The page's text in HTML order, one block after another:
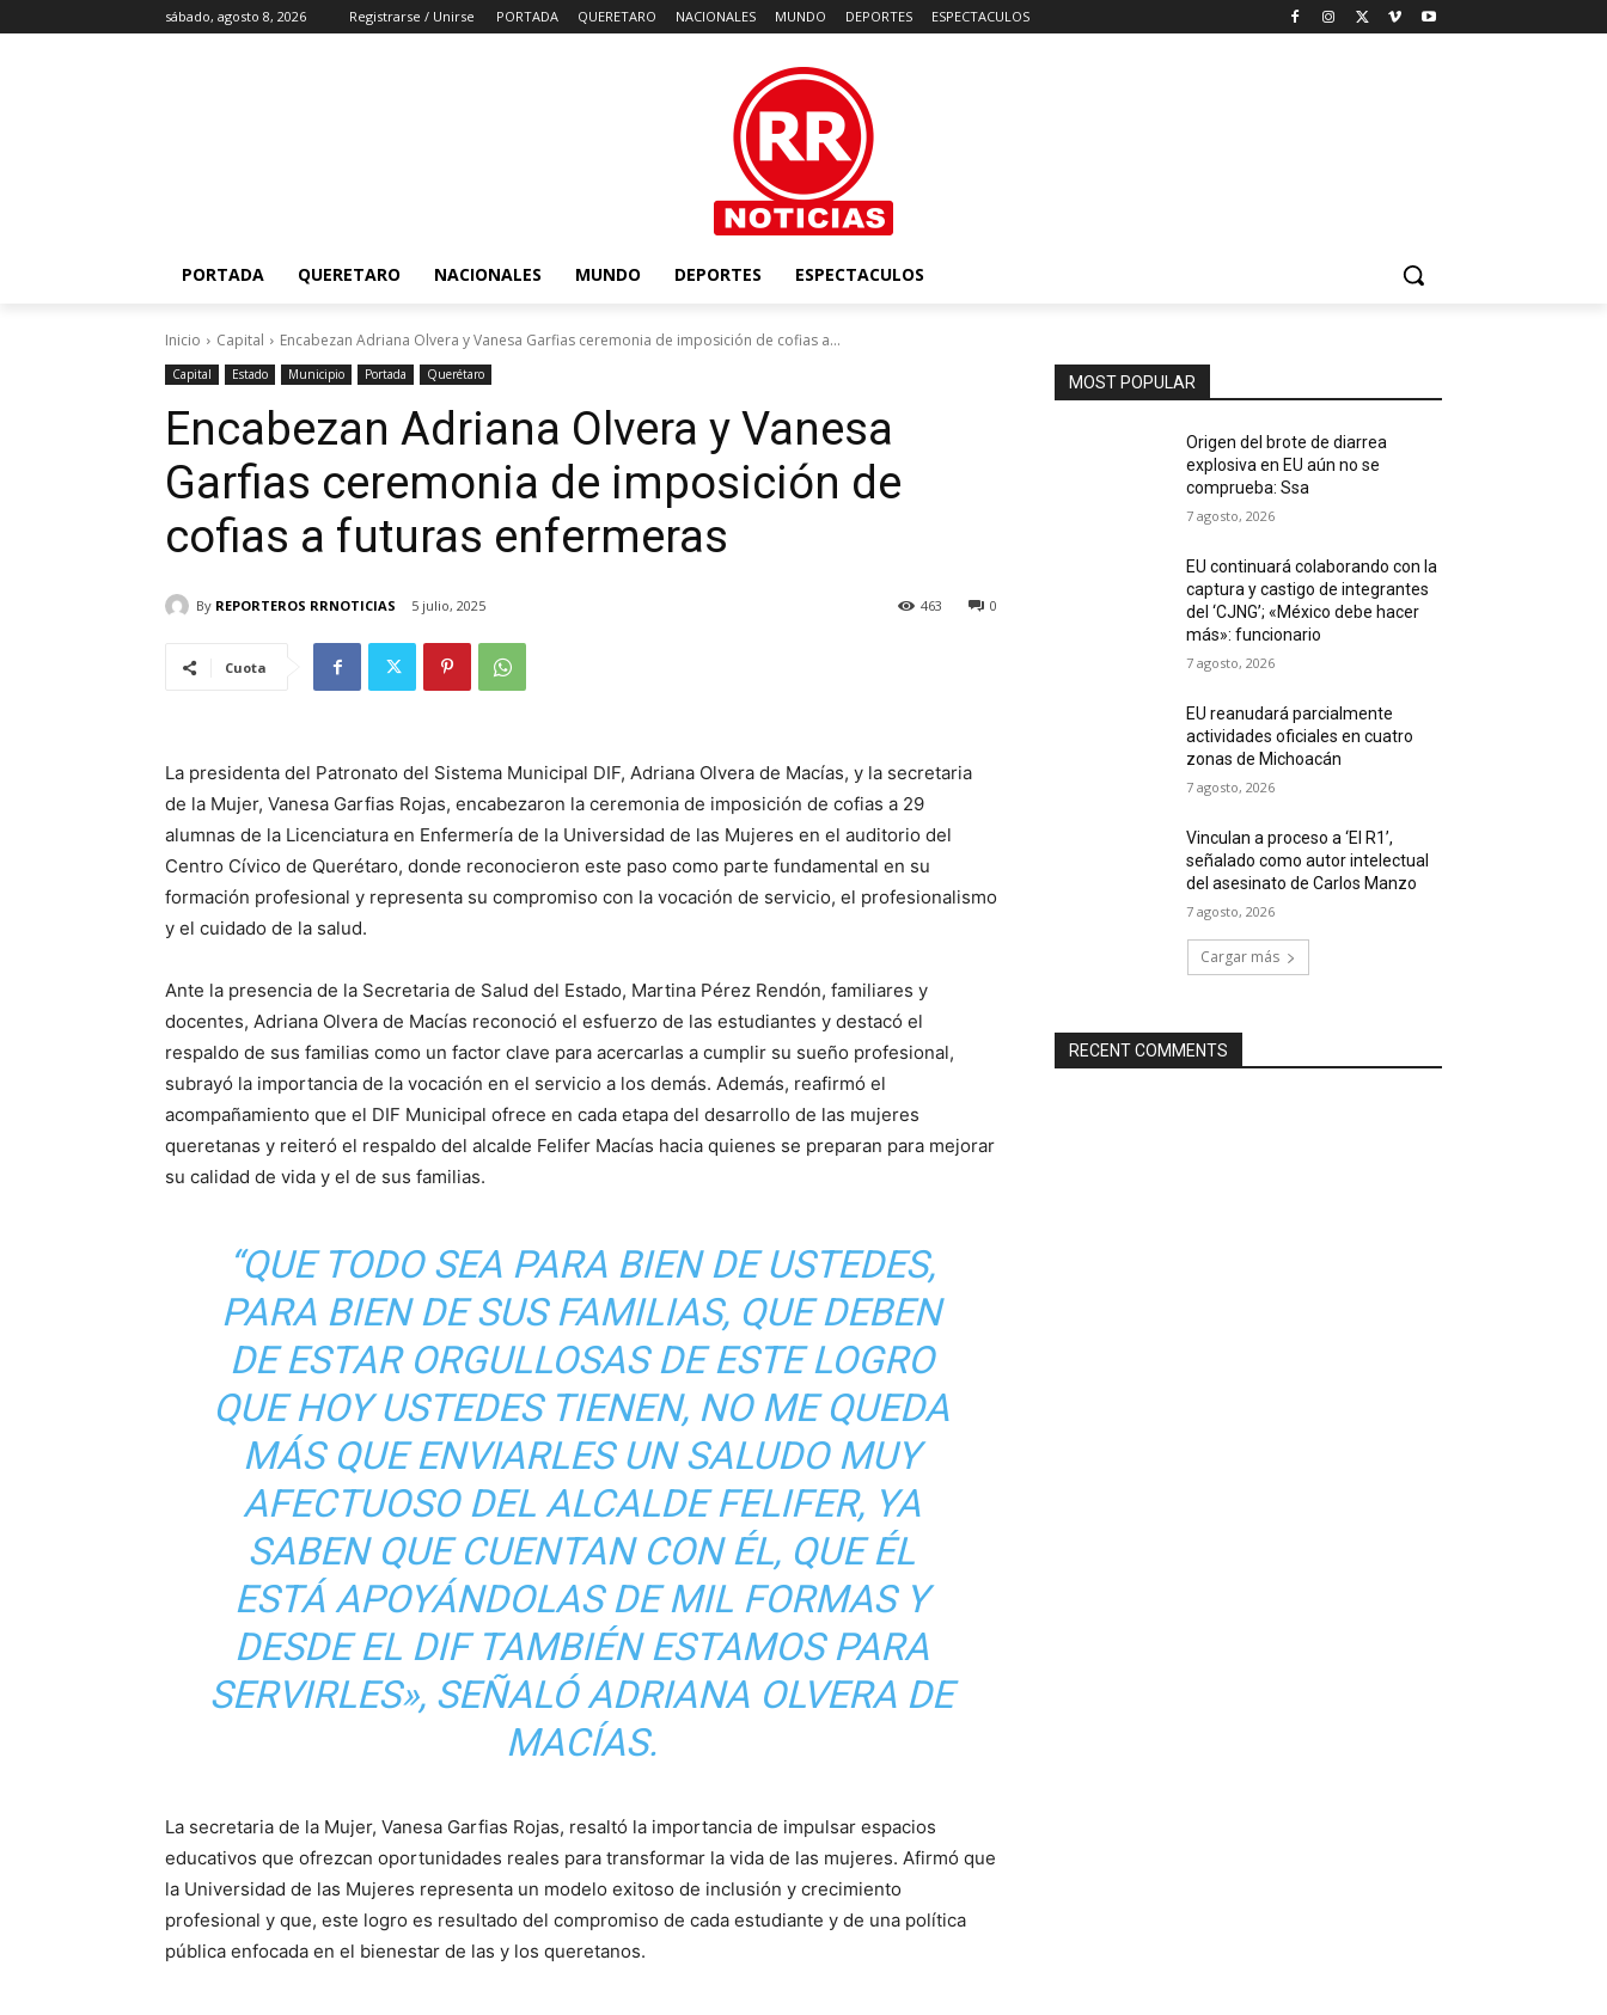
sábado, agosto 8, 2026 Registrarse / Unirse PORTADA QUERETARO NACIONALES MUNDO DEPORTES ESPECTACULOS
PORTADA QUERETARO NACIONALES MUNDO DEPORTES ESPECTACULOS
Inicio Capital Encabezan Adriana Olvera y Vanesa Garfias ceremonia de imposición de cofias a...
Capital Estado Municipio Portada Querétaro
Encabezan Adriana Olvera y Vanesa
Garfias ceremonia de imposición de
cofias a futuras enfermeras
By REPORTEROS RRNOTICIAS 5 julio, 2025 0
463
Cuota
La presidenta del Patronato del Sistema Municipal DIF, Adriana Olvera de Macías, y la secretaria
de la Mujer, Vanesa Garfias Rojas, encabezaron la ceremonia de imposición de cofias a 29
alumnas de la Licenciatura en Enfermería de la Universidad de las Mujeres en el auditorio del
Centro Cívico de Querétaro, donde reconocieron este paso como parte fundamental en su
formación profesional y representa su compromiso con la vocación de servicio, el profesionalismo
y el cuidado de la salud.
Ante la presencia de la Secretaria de Salud del Estado, Martina Pérez Rendón, familiares y
docentes, Adriana Olvera de Macías reconoció el esfuerzo de las estudiantes y destacó el
respaldo de sus familias como un factor clave para acercarlas a cumplir su sueño profesional,
subrayó la importancia de la vocación en el servicio a los demás. Además, reafirmó el
acompañamiento que el DIF Municipal ofrece en cada etapa del desarrollo de las mujeres
queretanas y reiteró el respaldo del alcalde Felifer Macías hacia quienes se preparan para mejorar
su calidad de vida y el de sus familias.
“QUE TODO SEA PARA BIEN DE USTEDES,
PARA BIEN DE SUS FAMILIAS, QUE DEBEN
DE ESTAR ORGULLOSAS DE ESTE LOGRO
QUE HOY USTEDES TIENEN, NO ME QUEDA
MÁS QUE ENVIARLES UN SALUDO MUY
AFECTUOSO DEL ALCALDE FELIFER, YA
SABEN QUE CUENTAN CON ÉL, QUE ÉL
ESTÁ APOYÁNDOLAS DE MIL FORMAS Y
DESDE EL DIF TAMBIÉN ESTAMOS PARA
SERVIRLES», SEÑALÓ ADRIANA OLVERA DE
MACÍAS.
La secretaria de la Mujer, Vanesa Garfias Rojas, resaltó la importancia de impulsar espacios
educativos que ofrezcan oportunidades reales para transformar la vida de las mujeres. Afirmó que
la Universidad de las Mujeres representa un modelo exitoso de inclusión y crecimiento
profesional y que, este logro es resultado del compromiso de cada estudiante y de una política
pública enfocada en el bienestar de las y los queretanos.
MOST POPULAR
Origen del brote de diarrea
explosiva en EU aún no se
comprueba: Ssa
7 agosto, 2026
EU continuará colaborando con la
captura y castigo de integrantes
del ‘CJNG’; «México debe hacer
más»: funcionario
7 agosto, 2026
EU reanudará parcialmente
actividades oficiales en cuatro
zonas de Michoacán
7 agosto, 2026
Vinculan a proceso a ‘El R1’,
señalado como autor intelectual
del asesinato de Carlos Manzo
7 agosto, 2026
Cargar más
RECENT COMMENTS